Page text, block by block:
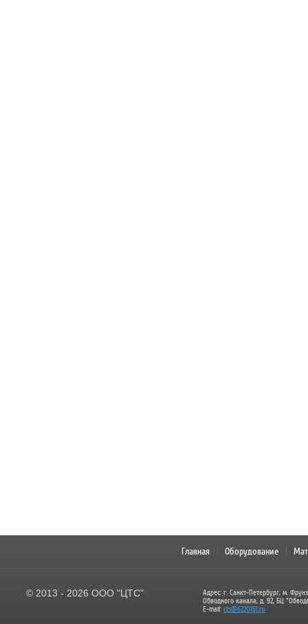
Главная Оборудование
© 2013 - 2026 ООО "ЦТС"
Адрес: г. Санкт-Петербург, м.
Обводного канала, д. 92, БЦ
E-mail: cts@6220161.ru